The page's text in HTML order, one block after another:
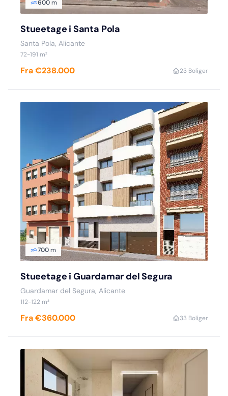
600 m
Stueetage i Santa Pola
Santa Pola, Alicante
72-191 m²
Fra €238.000 23 Boliger
700 m
Stueetage i Guardamar del Segura
Guardamar del Segura, Alicante
112-122 m²
Fra €360.000 33 Boliger